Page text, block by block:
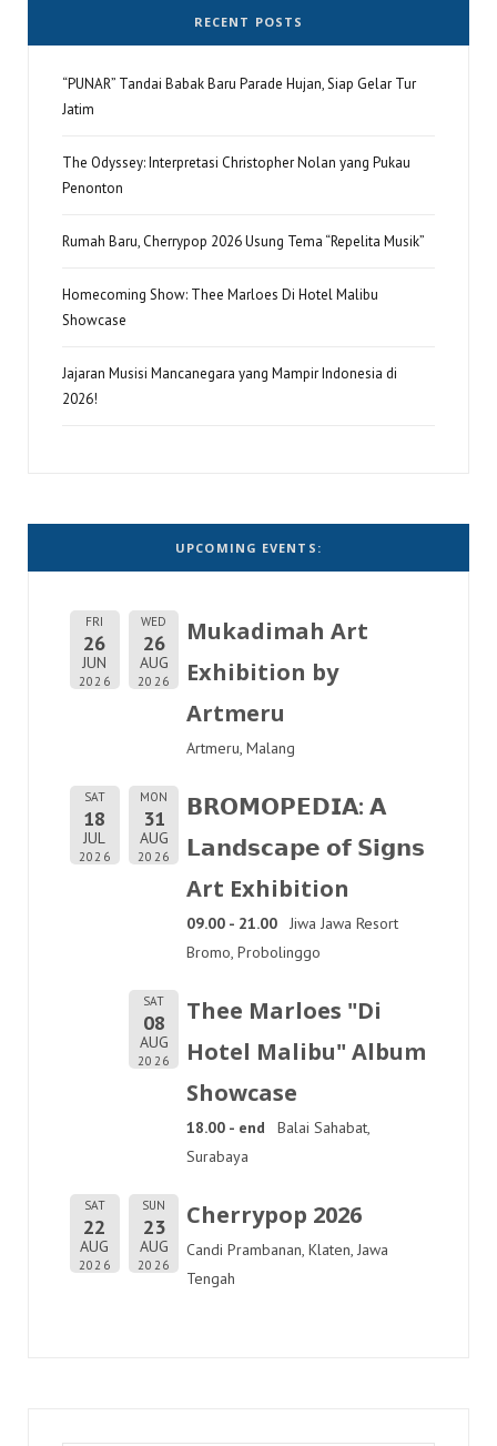
RECENT POSTS
“PUNAR” Tandai Babak Baru Parade Hujan, Siap Gelar Tur
Jatim
The Odyssey: Interpretasi Christopher Nolan yang Pukau
Penonton
Rumah Baru, Cherrypop 2026 Usung Tema “Repelita Musik”
Homecoming Show: Thee Marloes Di Hotel Malibu
Showcase
Jajaran Musisi Mancanegara yang Mampir Indonesia di
2026!
UPCOMING EVENTS:
FRI
26
JUN
2026
WED
26
AUG
2026
Mukadimah Art
Exhibition by
Artmeru
Artmeru, Malang
SAT
18
JUL
2026
MON
31
AUG
2026
𝗕𝗥𝗢𝗠𝗢𝗣𝗘𝗗𝗜𝗔: 𝗔
𝗟𝗮𝗻𝗱𝘀𝗰𝗮𝗽𝗲 𝗼𝗳 𝗦𝗶𝗴𝗻𝘀
Art Exhibition
09.00 - 21.00
Jiwa Jawa Resort
Bromo, Probolinggo
SAT
08
AUG
2026
Thee Marloes "Di
Hotel Malibu" Album
Showcase
18.00 - end
Balai Sahabat,
Surabaya
SAT
22
AUG
2026
SUN
23
AUG
2026
Cherrypop 2026
Candi Prambanan, Klaten, Jawa
Tengah